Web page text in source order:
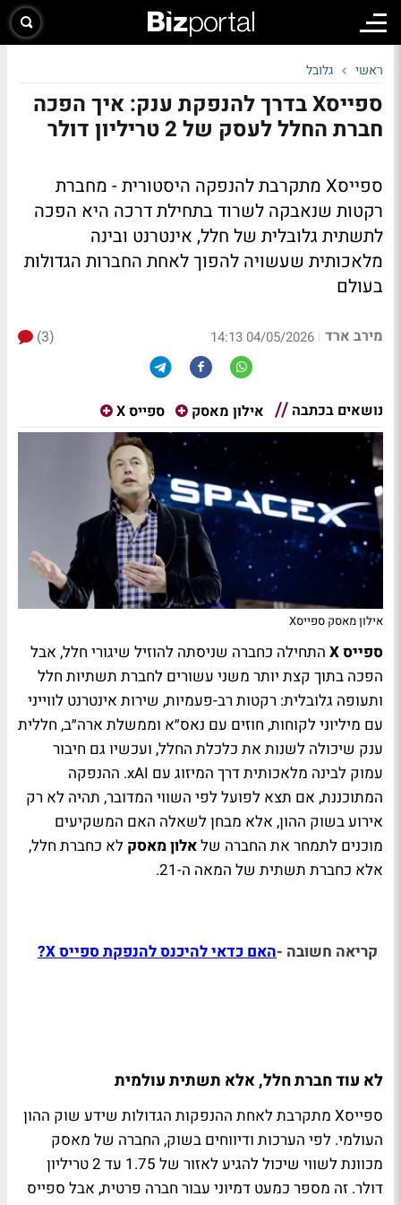
ראשי גלובל
ספייסX בדרך להנפקת ענק: איך הפכה
חברת החלל לעסק של 2 טריליון דולר
ספייסX מתקרבת להנפקה היסטורית - מחברת
רקטות שנאבקה לשרוד בתחילת דרכה היא הפכה
לתשתית גלובלית של חלל, אינטרנט ובינה
מלאכותית שעשויה להפוך לאחת החברות הגדולות
בעולם
מירב ארד |
04/05/2026 14:13
(3)
נושאים בכתבה אילון מאסק ספייס X
אילון מאסק ספייסX
ספייס X
התחילה כחברה שניסתה להוזיל שיגורי חלל, אבל
הפכה בתוך קצת יותר משני עשורים לחברת תשתיות חלל
ותעופה גלובלית: רקטות רב-פעמיות, שירות אינטרנט לווייני
עם מיליוני לקוחות, חוזים עם נאס״א וממשלת ארה״ב, חללית
ענק שיכולה לשנות את כלכלת החלל, ועכשיו גם חיבור
עמוק לבינה מלאכותית דרך המיזוג עם xAI. ההנפקה
המתוכננת, אם תצא לפועל לפי השווי המדובר, תהיה לא רק
אירוע בשוק ההון, אלא מבחן לשאלה האם המשקיעים
מוכנים לתמחר את החברה שלאלון מאסק לא כחברת חלל,
אלא כחברת תשתית של המאה ה-21.
קריאה חשובה -האם כדאי להיכנס להנפקת ספייס X?
לא עוד חברת חלל, אלא תשתית עולמית
ספייסX מתקרבת לאחת ההנפקות הגדולות שידע שוק ההון
העולמי. לפי הערכות ודיווחים בשוק, החברה של מאסק
מכוונת לשווי שיכול להגיע לאזור של 1.75 עד 2 טריליון
דולר. זה מספר כמעט דמיוני עבור חברה פרטית, אבל ספייס